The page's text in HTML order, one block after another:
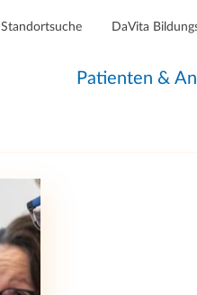
Standortsuche DaVita
Patienten &